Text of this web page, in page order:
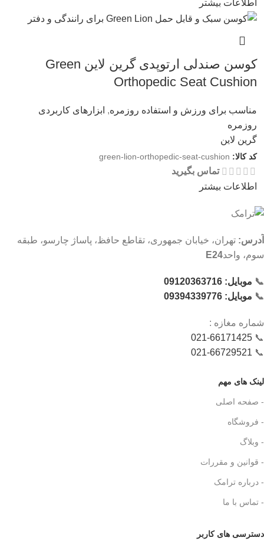
اطلاعات بیشتر
کوسن صندلی ارتوپدی گرین لاین Green
Orthopedic Seat Cushion
مناسب برای ورزش و استفاده روزمره, ابزارهای کاربردی
روزمره
گرین لاین
کد کالا: green-lion-orthopedic-seat-cushion
تماس بگیرید
اطلاعات بیشتر
آدرس: تهران، خیابان جمهوری، تقاطع حافظ، پاساژ چارسو، طبقه
سوم، واحدE24
📞 موبایل: 09120363716
📞 موبایل: 09394339776
شماره‌ مغازه :
📞
021-66171425
📞
021-66729521
لینک های مهم
- صفحه اصلی
- فروشگاه
- وبلاگ
- قوانین و مقررات
- درباره ترامک
- تماس با ما
دسترسی های کاربر